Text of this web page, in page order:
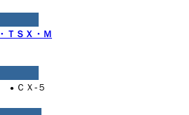
ＴＳＸ・Ｍ
● ＣＸ-５